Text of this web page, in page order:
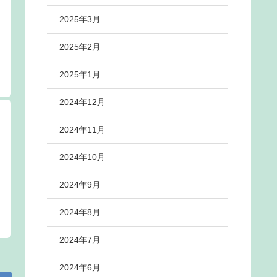
2025年3月
2025年2月
2025年1月
2024年12月
2024年11月
2024年10月
2024年9月
2024年8月
2024年7月
2024年6月